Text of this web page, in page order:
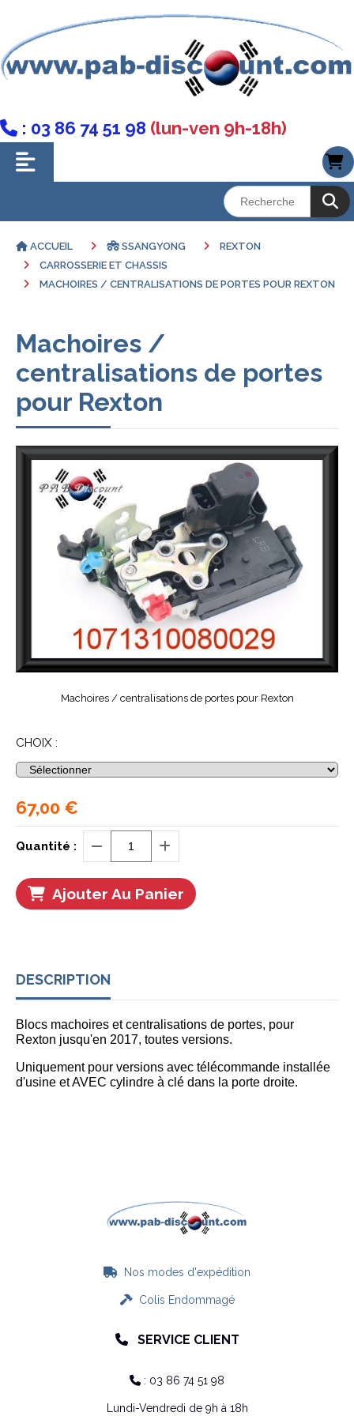
 : 03 86 74 51 98 (lun-ven 9h-18h)
ACCUEIL SSANGYONG
REXTON
CARROSSERIE ET CHASSIS
MACHOIRES / CENTRALISATIONS DE PORTES POUR REXTON
Machoires /
centralisations de portes
pour Rexton
Machoires / centralisations de portes pour Rexton
CHOIX :
67,00 €
Quantité :
Ajouter Au Panier
DESCRIPTION
Blocs machoires et centralisations de portes, pour
Rexton jusqu'en 2017, toutes versions.
Uniquement pour versions avec télécommande installée
d'usine et AVEC cylindre à clé dans la porte droite.
 Nos modes d'expédition
Colis Endommagé
 SERVICE CLIENT
 : 03 86 74 51 98
Lundi-Vendredi de 9h à 18h